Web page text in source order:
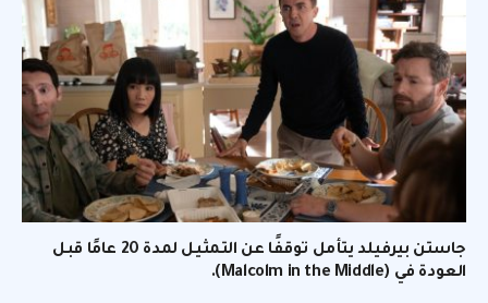
جاستن بيرفيلد يتأمل توقفًا عن التمثيل لمدة 20 عامًا قبل
العودة في (Malcolm in the Middle).